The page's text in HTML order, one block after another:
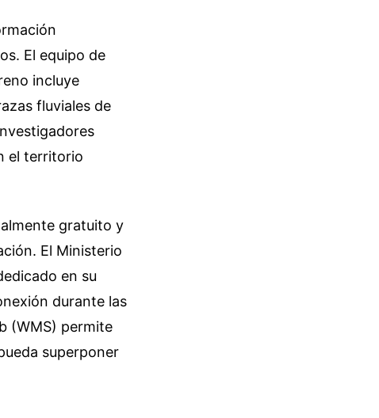
El equipo de
incluye
fluviales de
el territorio
gratuito y
El Ministerio
en su
durante las
(WMS) permite
superponer